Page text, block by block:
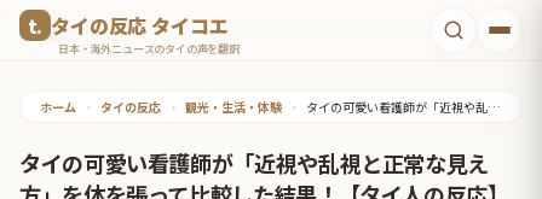
タイの反応 タイコエ
日本・海外ニュースのタイの声を翻訳
ホーム • タイの反応 • 観光・生活・体験 • タイの可愛い看護師が「近視や乱視と正常な見え方」を体を張って比較した結果！【タイ人の反応】
タイの可愛い看護師が「近視や乱視と正常な見え